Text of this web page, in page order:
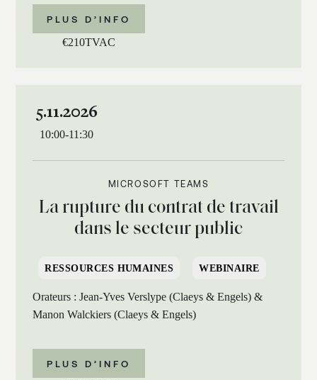
PLUS D’INFO
€210TVAC
5.11.2026
10:00-11:30
MICROSOFT TEAMS
La rupture du contrat de travail
dans le secteur public
RESSOURCES HUMAINES WEBINAIRE
Orateurs : Jean-Yves Verslype (Claeys & Engels) &
Manon Walckiers (Claeys & Engels)
PLUS D’INFO